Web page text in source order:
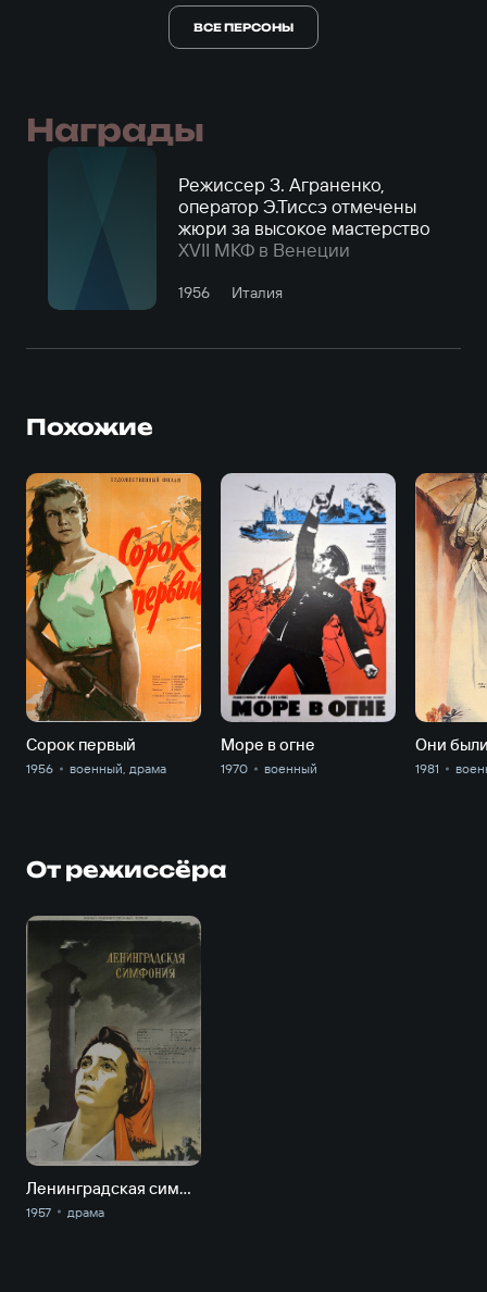
ВСЕ ПЕРСОНЫ
Награды
Режиссер З. Аграненко,
оператор Э.Тиссэ отмечены
жюри за высокое мастерство
XVII МКФ в Венеции
1956 Италия
Похожие
Сорок первый
1956 военный, драма
Море в огне
1970 военный
Они
1981
От режиссёра
Ленинградская симфония
1957 драма